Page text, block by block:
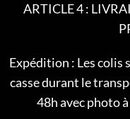
ARTICLE 4 :
Expédition : Les colis
casse durant le
48h avec photo